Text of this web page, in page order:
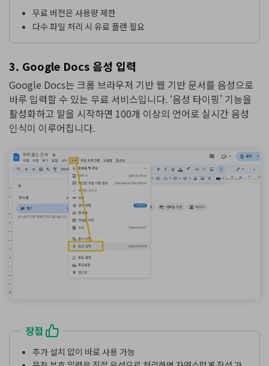
무료 버전은 사용량 제한
다수 파일 처리 시 유료 플랜 필요
3. Google Docs 음성 입력
Google Docs는 크롬 브라우저 기반 웹 기반 문서를 음성으로
바루 입력할 수 있는 무료 서비스입니다. ‘음성 타이핑’ 기능을
활성화하고 말을 시작하면 100개 이상의 언어로 실시간 음성
인식이 이루어집니다.
장점
추가 설치 없이 바로 사용 가능